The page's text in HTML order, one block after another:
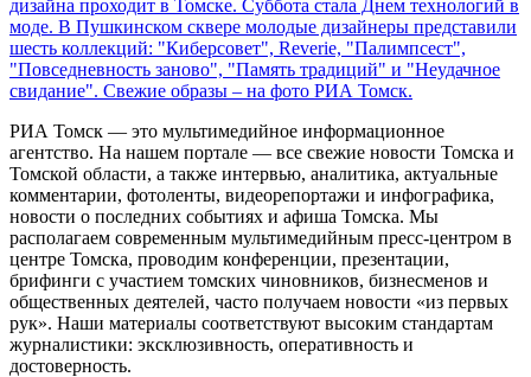
дизайна проходит в Томске. Суббота стала Днем технологий в
моде. В Пушкинском сквере молодые дизайнеры представили
шесть коллекций: "Киберсовет", Reverie, "Палимпсест",
"Повседневность заново", "Память традиций" и "Неудачное
свидание". Свежие образы – на фото РИА Томск.
РИА Томск — это мультимедийное информационное
агентство. На нашем портале — все свежие новости Томска и
Томской области, а также интервью, аналитика, актуальные
комментарии, фотоленты, видеорепортажи и инфографика,
новости о последних событиях и афиша Томска. Мы
располагаем современным мультимедийным пресс-центром в
центре Томска, проводим конференции, презентации,
брифинги с участием томских чиновников, бизнесменов и
общественных деятелей, часто получаем новости «из первых
рук». Наши материалы соответствуют высоким стандартам
журналистики: эксклюзивность, оперативность и
достоверность.